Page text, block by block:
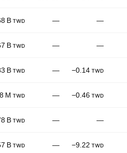
B TWD — —
B TWD — —
B TWD — −0.14 TWD
M TWD — −0.46 TWD
B TWD — —
B TWD — −9.22 TWD